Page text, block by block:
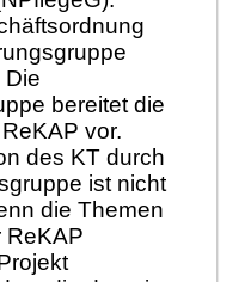
Die
bereitet die
vor.
des KT durch
ist nicht
die Themen
ReKAP